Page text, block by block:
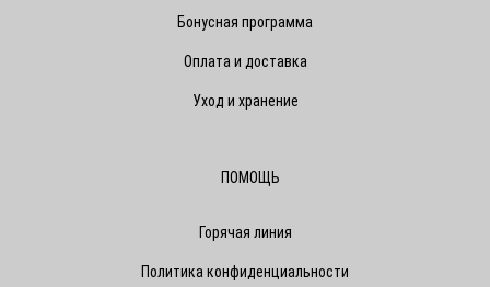
Бонусная программа
Оплата и доставка
Уход и хранение
ПОМОЩЬ
Горячая линия
Политика конфиденциальности